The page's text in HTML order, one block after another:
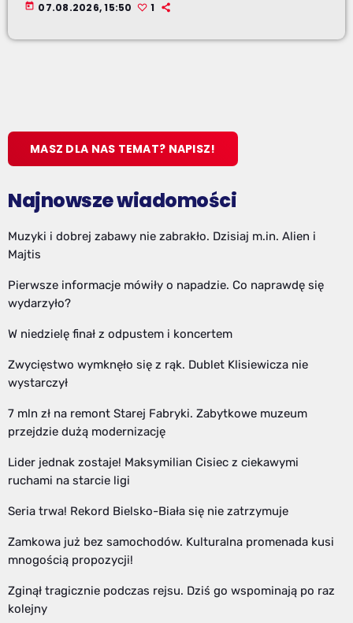
today 07.08.2026, 15:50 1
MASZ DLA NAS TEMAT? NAPISZ!
Najnowsze wiadomości
Muzyki i dobrej zabawy nie zabrakło. Dzisiaj m.in. Alien i
Majtis
Pierwsze informacje mówiły o napadzie. Co naprawdę się
wydarzyło?
W niedzielę finał z odpustem i koncertem
Zwycięstwo wymknęło się z rąk. Dublet Klisiewicza nie
wystarczył
7 mln zł na remont Starej Fabryki. Zabytkowe muzeum
przejdzie dużą modernizację
Lider jednak zostaje! Maksymilian Cisiec z ciekawymi
ruchami na starcie ligi
Seria trwa! Rekord Bielsko-Biała się nie zatrzymuje
Zamkowa już bez samochodów. Kulturalna promenada kusi
mnogością propozycji!
Zginął tragicznie podczas rejsu. Dziś go wspominają po raz
kolejny